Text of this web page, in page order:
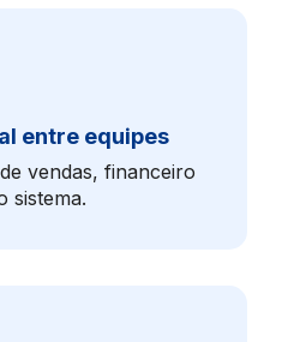
entre equipes
vendas, financeiro
sistema.